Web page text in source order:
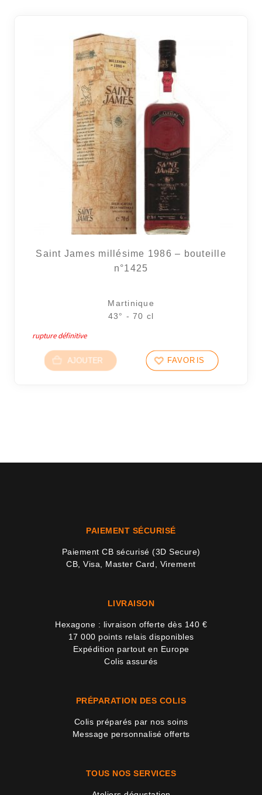
Saint James millésime 1986 – bouteille
n°1425
Martinique
43° - 70 cl
rupture définitive
AJOUTER FAVORIS
PAIEMENT SÉCURISÉ
Paiement CB sécurisé (3D Secure)
CB, Visa, Master Card, Virement
LIVRAISON
Hexagone : livraison offerte dès 140 €
17 000 points relais disponibles
Expédition partout en Europe
Colis assurés
PRÉPARATION DES COLIS
Colis préparés par nos soins
Message personnalisé offerts
TOUS NOS SERVICES